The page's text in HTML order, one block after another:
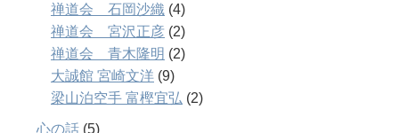
禅道会 石岡沙織 (4)
禅道会 宮沢正彦 (2)
禅道会 青木隆明 (2)
大誠館 宮崎文洋 (9)
梁山泊空手 富樫宜弘 (2)
心の話 (5)